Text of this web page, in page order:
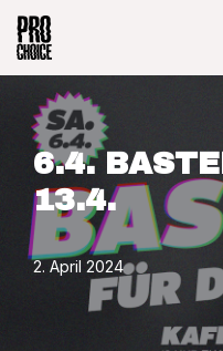
Zum
Inhalt
springen
6.4.
13.4.
2. April 2024